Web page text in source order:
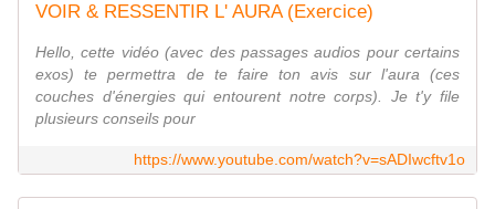
VOIR & RESSENTIR L' AURA (Exercice)
Hello, cette vidéo (avec des passages audios pour certains
exos) te permettra de te faire ton avis sur l'aura (ces
couches d'énergies qui entourent notre corps). Je t'y file
plusieurs conseils pour
https://www.youtube.com/watch?v=sADIwcftv1o